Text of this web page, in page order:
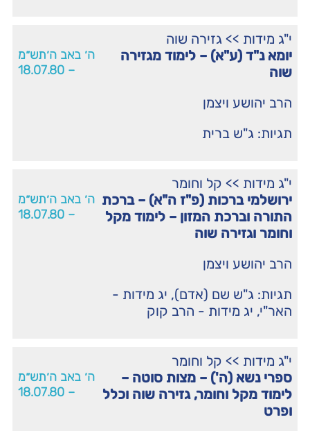
י"ג מידות >> גזירה שוה
יומא נ"ד (ע"א) – לימוד מגזירה
שוה
הרב יהושע ויצמן
תגיות: ג"ש ברית
ה׳ באב ה׳תש״מ
– 18.07.80
י"ג מידות >> קל וחומר
ירושלמי ברכות (פ"ז ה"א) – ברכת
התורה וברכת המזון – לימוד מקל
וחומר וגזירה שוה
הרב יהושע ויצמן
תגיות: ג"ש שם (אדם), יג מידות -
האר"י, יג מידות - הרב קוק
ה׳ באב ה׳תש״מ
– 18.07.80
י"ג מידות >> קל וחומר
ספרי נשא (ה') – מצות סוטה –
לימוד מקל וחומר, גזירה שוה וכלל
ופרט
ה׳ באב ה׳תש״מ
– 18.07.80